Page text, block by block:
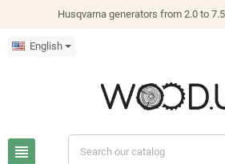
Husqvarna generators from 2.0 to
English
view_headline